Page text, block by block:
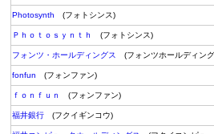
Photosynth (フォトシンス)
Ｐｈｏｔｏｓｙｎｔｈ (フォトシンス)
フォンツ・ホールディングス (フォンツホールディン
fonfun (フォンファン)
ｆｏｎｆｕｎ (フォンファン)
福井銀行 (フクイギンコウ)